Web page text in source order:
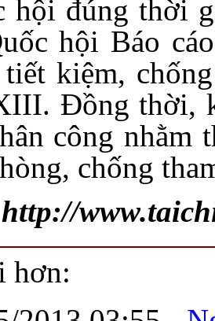
hội đúng thời
hội Báo
tiết kiệm,
Đồng thời,
công nhằm
chống
hơn: